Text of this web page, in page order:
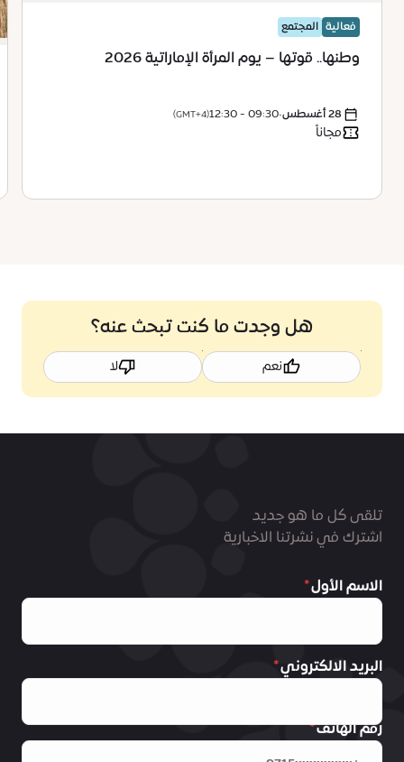
فعالية المجتمع
وطنها.. قوتها – يوم المرأة الإماراتية 2026
28 أغسطس •
09:30 - 12:30
(GMT+4)
مجاناً
هل وجدت ما كنت تبحث عنه؟
نعم لا
تلقى كل ما هو جديد
اشترك في نشرتنا الاخبارية
الاسم الأول
البريد الالكتروني
رقم الهاتف